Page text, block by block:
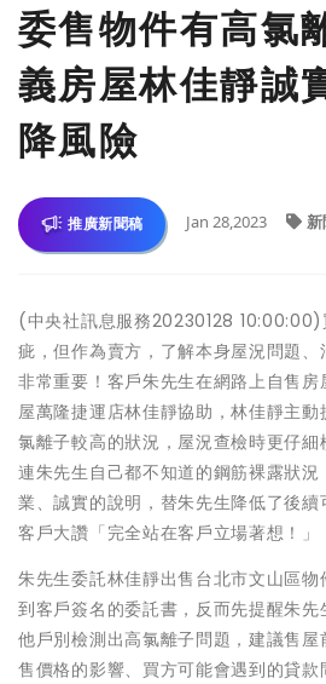
委售物件有高氯
義房屋林佳靜誠
降風險
推廣新聞稿 Jan 28,2023 新
(中央社訊息服務20230128 10:00:00)
疵，但作為賣方，了解本身屋況問題
非常重要！客戶朱先生在網路上自售
屋萬隆捷運店林佳靜協助，林佳靜主
氯離子較高的狀況，屋況查檢時更仔
連朱先生自己都不知道的鋼筋裸露狀
業、誠實的說明，替朱先生降低了後
客戶大讚「完全站在客戶立場著想！」
朱先生委託林佳靜出售台北市文山區
到客戶簽名的委託書，反而先提醒朱
他戶別檢測出高氯離子問題，建議售
售價格的影響、買方可能會遇到的貸